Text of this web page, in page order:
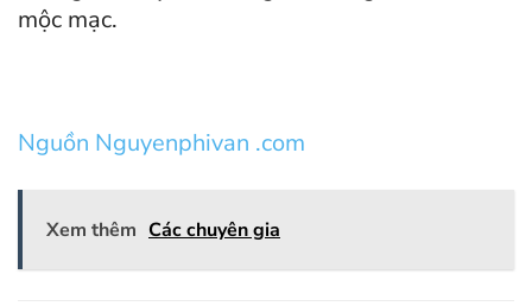
mộc mạc.
Nguồn Nguyenphivan .com
Xem thêm Các chuyên gia